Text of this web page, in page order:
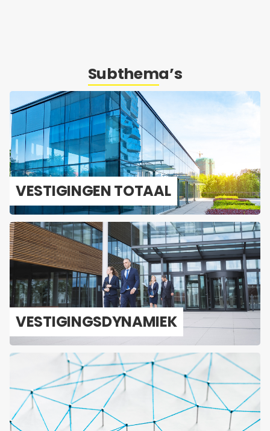
Subthema’s
VES­TI­GIN­GEN TO­TAAL
VES­TI­GINGS­DY­NA­MIEK